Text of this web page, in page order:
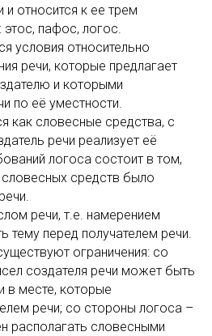
относится к ее трем
пафос, логос.
условия относительно
речи, которые предлагает
и которыми
по её уместности.
как словесные средства, с
речи реализует её
логоса состоит в том,
средств было
речи, т.е. намерением
тему перед получателем речи.
ограничения: со
создателя речи может быть
в месте, которые
речи; со стороны логоса –
располагать словесными